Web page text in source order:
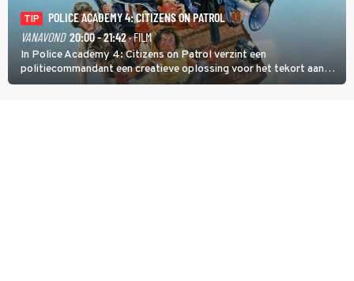
TIP
POLICE ACADEMY 4: CITIZENS ON PATROL
VANAVOND 20:00 - 21:42· FILM
In Police Academy 4: Citizens on Patrol verzint een
politiecommandant een creatieve oplossing voor het tekort aan
agenten.